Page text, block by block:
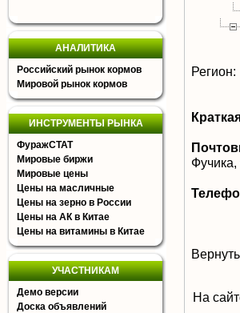
АНАЛИТИКА
Российский рынок кормов
Мировой рынок кормов
ИНСТРУМЕНТЫ РЫНКА
ФуражСТАТ
Мировые биржи
Мировые цены
Цены на масличные
Цены на зерно в России
Цены на АК в Китае
Цены на витамины в Китае
УЧАСТНИКАМ
Демо версии
Доска объявлений
Регион:
Фучика,
На